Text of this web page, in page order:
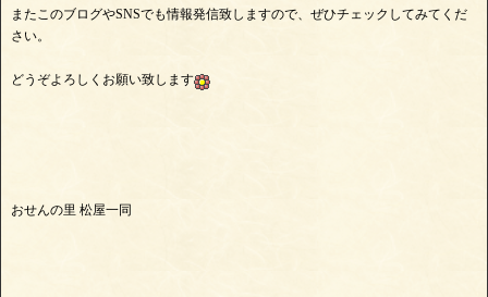
またこのブログやSNSでも情報発信致しますので、ぜひチェックしてみてくだ
さい。
どうぞよろしくお願い致します
おせんの里 松屋一同